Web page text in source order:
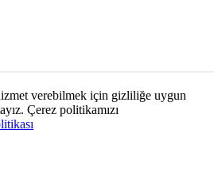
verebilmek için gizliliğe uygun
Çerez politikamızı